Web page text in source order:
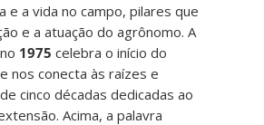
e a vida no campo, pilares que
e a atuação do agrônomo. A
1975 celebra o início do
nos conecta às raízes e
cinco décadas dedicadas ao
Acima, a palavra